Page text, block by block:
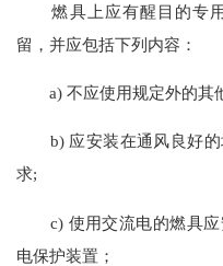
燃具上应有醒目的专用
留，并应包括下列内容：
a) 不应使用规定外的其
b) 应安装在通风良好的
求;
c) 使用交流电的燃具应
电保护装置；